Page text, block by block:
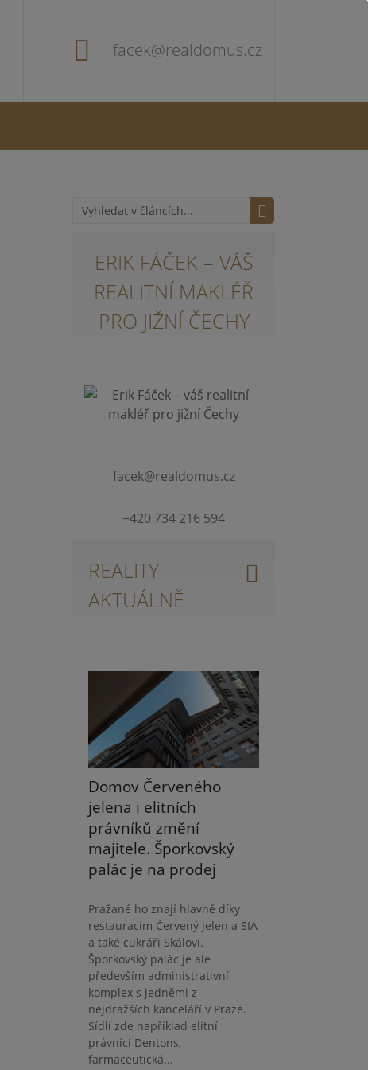
facek@realdomus.cz
ERIK FÁČEK – VÁŠ
REALITNÍ MAKLÉŘ
PRO JIŽNÍ ČECHY
facek@realdomus.cz
+420 734 216 594
REALITY
AKTUÁLNĚ
Domov Červeného
jelena i elitních
právníků změní
majitele. Šporkovský
palác je na prodej
Pražané ho znají hlavně díky
restauracím Červený jelen a SIA
a také cukráři Skálovi.
Šporkovský palác je ale
především administrativní
komplex s jedněmi z
nejdražších kanceláří v Praze.
Sídlí zde například elitní
právníci Dentons,
farmaceutická...